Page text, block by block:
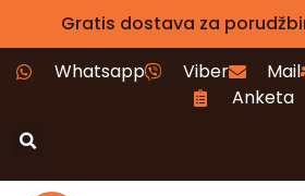
Gratis dostava za
Whatsapp
Viber Mail
Anketa